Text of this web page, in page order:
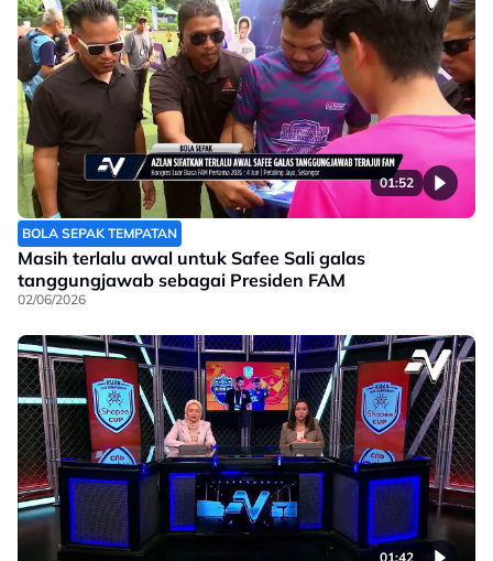
01:52
BOLA SEPAK TEMPATAN
Masih terlalu awal untuk Safee Sali galas
tanggungjawab sebagai Presiden FAM
02/06/2026
01:42